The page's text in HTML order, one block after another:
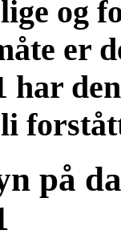
og
er
har
på